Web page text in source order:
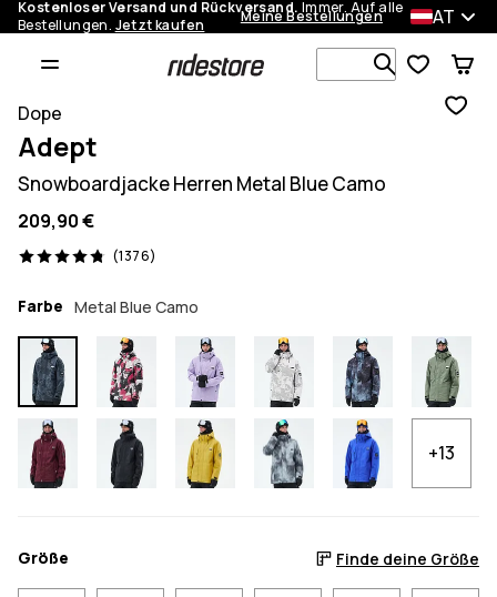
Kostenloser Versand und Rückversand. Immer. Auf alle
Bestellungen. Jetzt kaufen Meine Bestellungen AT
Dope
Adept
Snowboardjacke Herren Metal Blue Camo
209,90 €
(1376)
1376 Reviews, 4.8/5
Farbe Metal Blue Camo
+13
Größe Finde deine Größe